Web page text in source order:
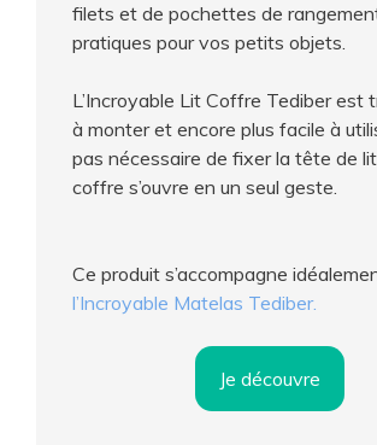
filets et de pochettes de
pratiques pour vos petits objets.
L’Incroyable Lit Coffre Tediber est
à monter et encore plus facile à
pas nécessaire de fixer la tête de
coffre s’ouvre en un seul geste.
Ce produit s’accompagne
l’Incroyable Matelas Tediber.
Je découvre